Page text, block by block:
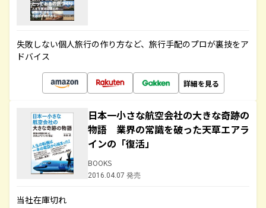
失敗しない個人旅行の作り方など、旅行手配のプロが裏技をア
ドバイス
詳細を見る
日本一小さな航空会社の大きな奇跡の
物語 業界の常識を破った天草エアラ
インの「復活」
BOOKS
2016.04.07 発売
当社在庫切れ